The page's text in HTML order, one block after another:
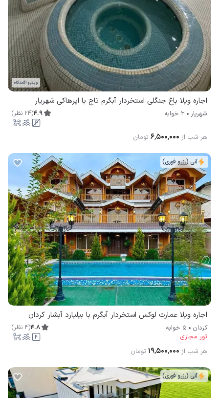
ویدیو اقامتگاه
اجاره ویلا باغ جنگلی استخردار آبگرم تاج با ایرهاکی شهریار
شهریار 2 خوابه 4.9
(
24 نظر)
هر شب از ۶٬۵۰۰٬۰۰۰ تومان
آنی (رزرو فوری)
اجاره ویلا عمارت لوکس استخردار آبگرم با بیلیارد آبشار کردان
کردان 5 خوابه 4.8
(
4 نظر)
تور مجازی
هر شب از ۱۹٬۵۰۰٬۰۰۰ تومان
آنی (رزرو فوری)